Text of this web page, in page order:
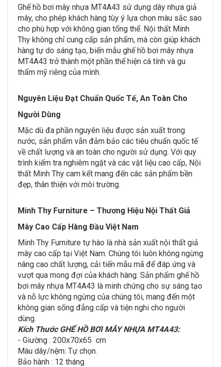
Ghế hồ bơi mây nhựa MT4A43 sử dụng dây nhựa giả
mây, cho phép khách hàng tùy ý lựa chọn màu sắc sao
cho phù hợp với không gian tổng thể. Nội thất Minh
Thy không chỉ cung cấp sản phẩm, mà còn giúp khách
hàng tự do sáng tạo, biến mẫu ghế hồ bơi mây nhựa
MT4A43 trở thành một phần thể hiện cá tính và gu
thẩm mỹ riêng của mình.
Nguyên Liệu Đạt Chuẩn Quốc Tế, An Toàn Cho
Người Dùng
Mặc dù đa phần nguyên liệu được sản xuất trong
nước, sản phẩm vẫn đảm bảo các tiêu chuẩn quốc tế
về chất lượng và an toàn cho người sử dụng. Với quy
trình kiểm tra nghiêm ngặt và các vật liệu cao cấp, Nội
thất Minh Thy cam kết mang đến các sản phẩm bền
đẹp, thân thiện với môi trường.
Minh Thy Furniture – Thương Hiệu Nội Thất Giả
Mây Cao Cấp Hàng Đầu Việt Nam
Minh Thy Furniture tự hào là nhà sản xuất nội thất giả
mây cao cấp tại Việt Nam. Chúng tôi luôn không ngừng
nâng cao chất lượng, cải tiến mẫu mã để đáp ứng và
vượt qua mong đợi của khách hàng. Sản phẩm ghế hồ
bơi mây nhựa MT4A43 là minh chứng cho sự sáng tạo
và nỗ lực không ngừng của chúng tôi, mang đến một
không gian sống đẳng cấp và tiện nghi cho người
dùng.
Kích Thước GHẾ HỒ BƠI MÂY NHỰA MT4A43:
- Giường : 200x70x65 cm
Màu dây/nệm: Tự chọn.
Bảo hành : 12 tháng.